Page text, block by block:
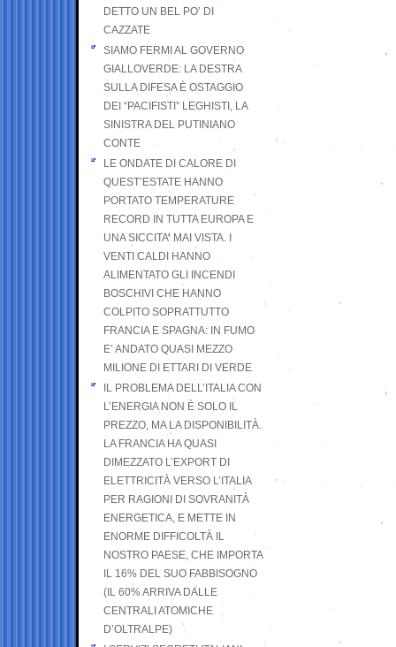
DETTO UN BEL PO’ DI
CAZZATE
SIAMO FERMI AL GOVERNO
GIALLOVERDE: LA DESTRA
SULLA DIFESA È OSTAGGIO
DEI “PACIFISTI” LEGHISTI, LA
SINISTRA DEL PUTINIANO
CONTE
LE ONDATE DI CALORE DI
QUEST’ESTATE HANNO
PORTATO TEMPERATURE
RECORD IN TUTTA EUROPA E
UNA SICCITA’ MAI VISTA. I
VENTI CALDI HANNO
ALIMENTATO GLI INCENDI
BOSCHIVI CHE HANNO
COLPITO SOPRATTUTTO
FRANCIA E SPAGNA: IN FUMO
E’ ANDATO QUASI MEZZO
MILIONE DI ETTARI DI VERDE
IL PROBLEMA DELL’ITALIA CON
L’ENERGIA NON È SOLO IL
PREZZO, MA LA DISPONIBILITÀ.
LA FRANCIA HA QUASI
DIMEZZATO L’EXPORT DI
ELETTRICITÀ VERSO L’ITALIA
PER RAGIONI DI SOVRANITÀ
ENERGETICA, E METTE IN
ENORME DIFFICOLTÀ IL
NOSTRO PAESE, CHE IMPORTA
IL 16% DEL SUO FABBISOGNO
(IL 60% ARRIVA DALLE
CENTRALI ATOMICHE
D’OLTRALPE)